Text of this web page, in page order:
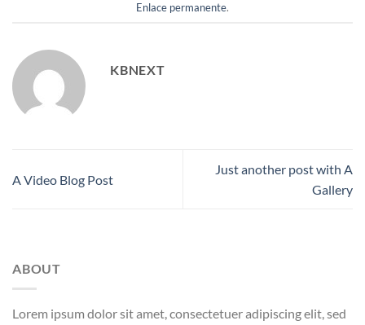
Enlace permanente.
KBNEXT
A Video Blog Post
Just another post with A
Gallery
ABOUT
Lorem ipsum dolor sit amet, consectetuer adipiscing elit, sed